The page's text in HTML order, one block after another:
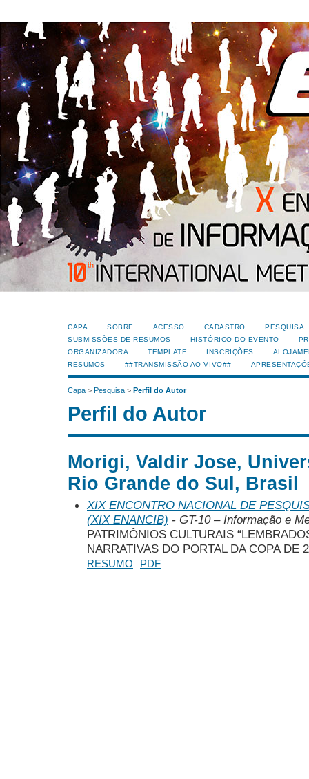
CAPA SOBRE ACESSO CADASTRO
PESQUISA
SUBMISSÕES DE RESUMOS
HISTÓRICO DO EVENTO
ORGANIZADORA
TEMPLATE INSCRIÇÕES
RESUMOS
##TRANSMISSÃO AO VIVO##
Capa > Pesquisa > Perfil do Autor
Perfil do Autor
Morigi, Valdir Jose,
Rio Grande do Sul, Brasil
XIX ENCONTRO NACIONAL DE
(XIX ENANCIB) - GT-10 – Informação e
PATRIMÔNIOS CULTURAIS
NARRATIVAS DO PORTAL DA COPA DE
RESUMO PDF